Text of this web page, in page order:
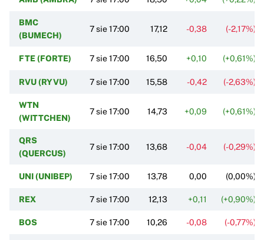
BMC
(BUMECH)
7 sie 17:00 17,12 -0,38 (-2,17%)
FTE (FORTE) 7 sie 17:00 16,50 +0,10 (+0,61%)
RVU (RYVU) 7 sie 17:00 15,58 -0,42 (-2,63%)
WTN
(WITTCHEN)
7 sie 17:00 14,73 +0,09 (+0,61%)
QRS
(QUERCUS)
7 sie 17:00 13,68 -0,04 (-0,29%)
UNI (UNIBEP) 7 sie 17:00 13,78 0,00 (0,00%)
REX 7 sie 17:00 12,13 +0,11 (+0,90%)
BOS 7 sie 17:00 10,26 -0,08 (-0,77%)